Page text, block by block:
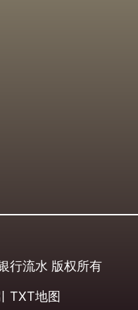
行流水 版权所有
TXT地图